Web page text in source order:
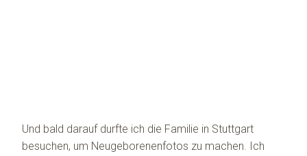
Und bald darauf durfte ich die Familie in Stuttgart
besuchen, um Neugeborenenfotos zu machen. Ich